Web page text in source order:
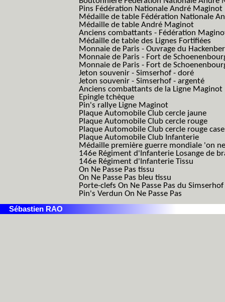
Pins Fédération Nationale André Maginot
Médaille de table Fédération Nationale
Médaille de table André Maginot
Anciens combattants - Fédération
Médaille de table des Lignes Fortifiées
Monnaie de Paris - Ouvrage du
Monnaie de Paris - Fort de
Monnaie de Paris - Fort de
Jeton souvenir - Simserhof - doré
Jeton souvenir - Simserhof - argenté
Anciens combattants de la Ligne Maginot
Epingle tchèque
Pin's rallye Ligne Maginot
Plaque Automobile Club cercle jaune
Plaque Automobile Club cercle rouge
Plaque Automobile Club cercle rouge
Plaque Automobile Club Infanterie
Médaille première guerre mondiale 'on
146e Régiment d'Infanterie Losange de
146e Régiment d'Infanterie Tissu
On Ne Passe Pas tissu
On Ne Passe Pas bleu tissu
Porte-clefs On Ne Passe Pas du Simserhof
Pin's Verdun On Ne Passe Pas
Sébastien RAO